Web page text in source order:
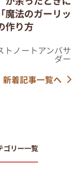
魔法のガーリッ
作り方
トノートアンバサ
ダー
新着記事一覧へ
ゴリー一覧